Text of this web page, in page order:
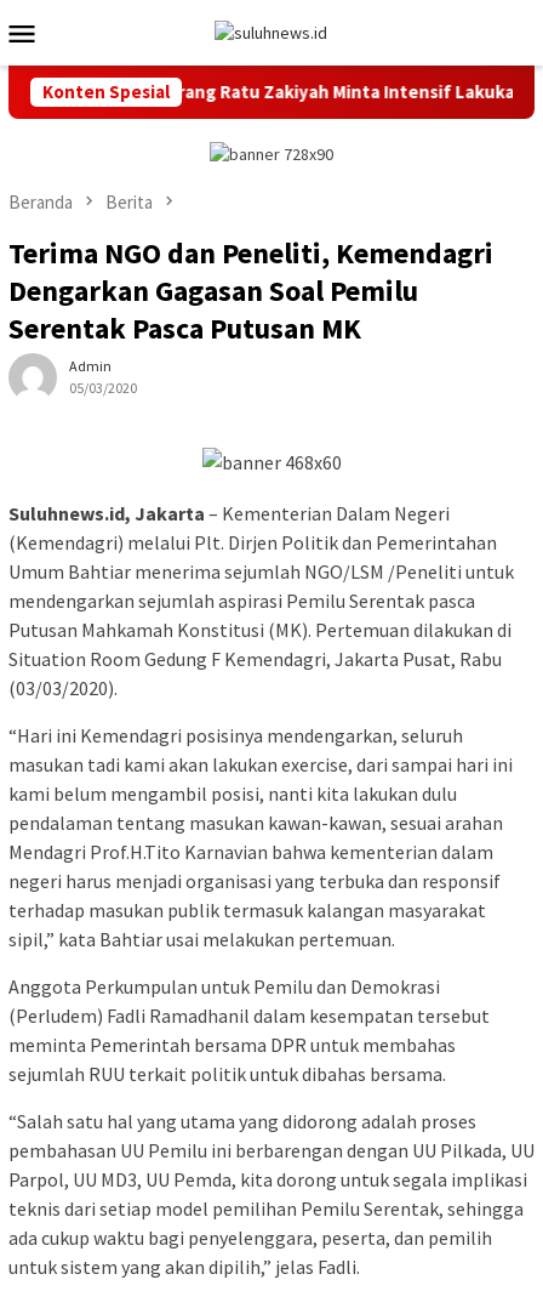
ke
kontenMobile
Konten Spesial
Bupati Serang Ratu Zakiyah Minta Intensif Lakukan
Beranda Berita
Terima NGO dan Peneliti, Kemendagri
Dengarkan Gagasan Soal Pemilu
Serentak Pasca Putusan MK
Admin
05/03/2020
Suluhnews.id, Jakarta – Kementerian Dalam Negeri
(Kemendagri) melalui Plt. Dirjen Politik dan Pemerintahan
Umum Bahtiar menerima sejumlah NGO/LSM /Peneliti untuk
mendengarkan sejumlah aspirasi Pemilu Serentak pasca
Putusan Mahkamah Konstitusi (MK). Pertemuan dilakukan di
Situation Room Gedung F Kemendagri, Jakarta Pusat, Rabu
(03/03/2020).
“Hari ini Kemendagri posisinya mendengarkan, seluruh
masukan tadi kami akan lakukan exercise, dari sampai hari ini
kami belum mengambil posisi, nanti kita lakukan dulu
pendalaman tentang masukan kawan-kawan, sesuai arahan
Mendagri Prof.H.Tito Karnavian bahwa kementerian dalam
negeri harus menjadi organisasi yang terbuka dan responsif
terhadap masukan publik termasuk kalangan masyarakat
sipil,” kata Bahtiar usai melakukan pertemuan.
Anggota Perkumpulan untuk Pemilu dan Demokrasi
(Perludem) Fadli Ramadhanil dalam kesempatan tersebut
meminta Pemerintah bersama DPR untuk membahas
sejumlah RUU terkait politik untuk dibahas bersama.
“Salah satu hal yang utama yang didorong adalah proses
pembahasan UU Pemilu ini berbarengan dengan UU Pilkada, UU
Parpol, UU MD3, UU Pemda, kita dorong untuk segala implikasi
teknis dari setiap model pemilihan Pemilu Serentak, sehingga
ada cukup waktu bagi penyelenggara, peserta, dan pemilih
untuk sistem yang akan dipilih,” jelas Fadli.